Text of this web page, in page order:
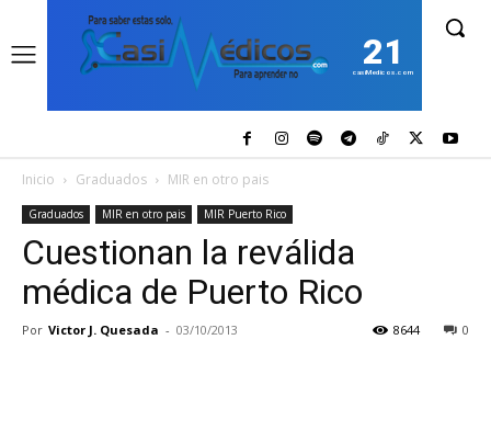
21
casiMedicos.com
Inicio Graduados MIR en otro pais
Graduados MIR en otro pais MIR Puerto Rico
Cuestionan la reválida
médica de Puerto Rico
Por Victor J. Quesada - 03/10/2013 0
8644